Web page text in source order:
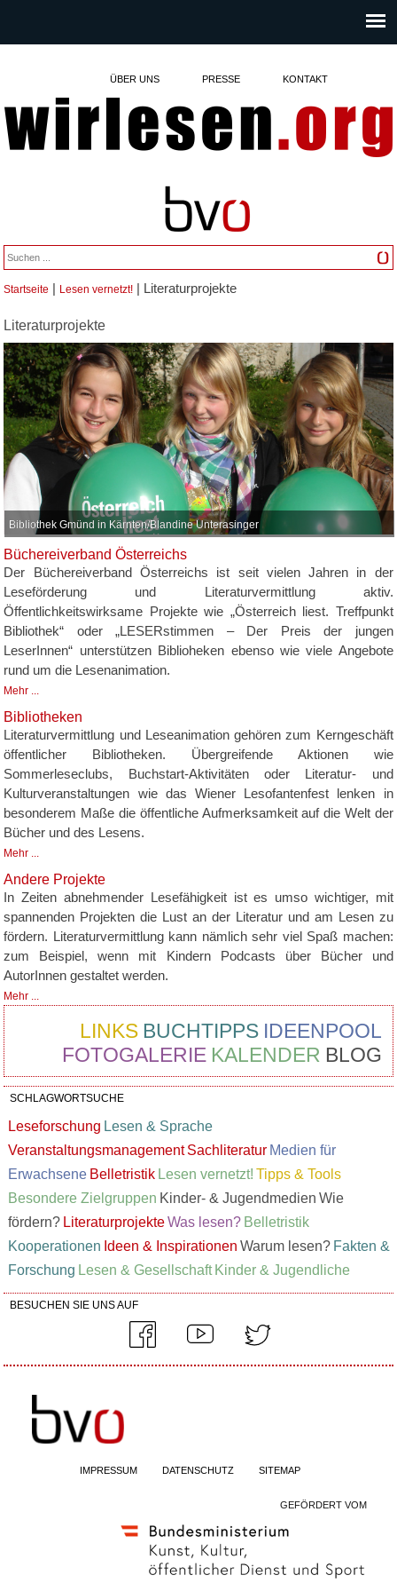
ÜBER UNS PRESSE KONTAKT
Sie sind hier
Startseite | Lesen vernetzt! | Literaturprojekte
Literaturprojekte
Bibliothek Gmünd in Kärnten/Blandine Unterasinger
Büchereiverband Österreichs
Der Büchereiverband Österreichs ist seit vielen Jahren in der
Leseförderung und Literaturvermittlung aktiv.
Öffentlichkeitswirksame Projekte wie „Österreich liest. Treffpunkt
Bibliothek“ oder „LESERstimmen – Der Preis der jungen
LeserInnen“ unterstützen Biblioheken ebenso wie viele Angebote
rund um die Lesenanimation.
Mehr ...
Bibliotheken
Literaturvermittlung und Leseanimation gehören zum Kerngeschäft
öffentlicher Bibliotheken. Übergreifende Aktionen wie
Sommerleseclubs, Buchstart-Aktivitäten oder Literatur- und
Kulturveranstaltungen wie das Wiener Lesofantenfest lenken in
besonderem Maße die öffentliche Aufmerksamkeit auf die Welt der
Bücher und des Lesens.
Mehr ...
Andere Projekte
In Zeiten abnehmender Lesefähigkeit ist es umso wichtiger, mit
spannenden Projekten die Lust an der Literatur und am Lesen zu
fördern. Literaturvermittlung kann nämlich sehr viel Spaß machen:
zum Beispiel, wenn mit Kindern Podcasts über Bücher und
AutorInnen gestaltet werden.
Mehr ...
IDEENPOOL
BUCHTIPPS
LINKS
BLOG
KALENDER
FOTOGALERIE
SCHLAGWORTSUCHE
Leseforschung Lesen & Sprache
Veranstaltungsmanagement Sachliteratur Medien für
Erwachsene Belletristik Lesen vernetzt! Tipps & Tools
Besondere Zielgruppen Kinder- & Jugendmedien Wie
fördern? Literaturprojekte Was lesen? Belletristik
Kooperationen Ideen & Inspirationen Warum lesen? Fakten &
Forschung Lesen & Gesellschaft Kinder & Jugendliche
BESUCHEN SIE UNS AUF
IMPRESSUM DATENSCHUTZ SITEMAP
GEFÖRDERT VOM